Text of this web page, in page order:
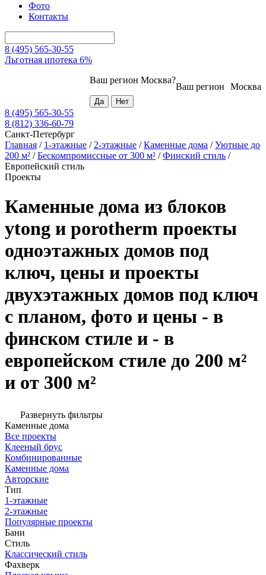
Фото
Контакты
8 (495) 565-30-55
Льготная ипотека 6%
Москва
Ваш регион
Ваш регион Москва?
8 (495) 565-30-55
8 (812) 336-60-79
Санкт-Петербург
Главная / 1-этажные / 2-этажные /Каменные дома /Уютные до
200 м² /Бескомпромиссные от 300 м² /Финский стиль /
Европейский стиль
Проекты
Каменные дома из блоков
ytong и porotherm проекты
одноэтажных домов под
ключ, цены и проекты
двухэтажных домов под ключ
с планом, фото и цены - в
финском стиле и - в
европейском стиле до 200 м²
и от 300 м²
Развернуть фильтры
Каменные дома
Все проекты
Клееный брус
Комбинированные
Каменные дома
Авторские
Тип
1-этажные
2-этажные
Популярные проекты
Бани
Стиль
Классический стиль
Фахверк